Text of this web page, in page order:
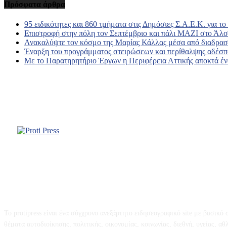
Πρόσφατα άρθρα
95 ειδικότητες και 860 τμήματα στις Δημόσιες Σ.Α.Ε.Κ. για
Επιστροφή στην πόλη τον Σεπτέμβριο και πάλι ΜΑΖΙ στο
Ανακαλύψτε τον κόσμο της Μαρίας Κάλλας μέσα από
Έναρξη του προγράμματος στειρώσεων και περίθαλψης
Με το Παρατηρητήριο Έργων η Περιφέρεια Αττικής αποκτά